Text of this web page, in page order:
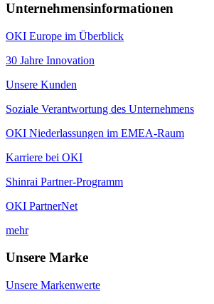
Unternehmensinformationen
OKI Europe im Überblick
30 Jahre Innovation
Unsere Kunden
Soziale Verantwortung des Unternehmens
OKI Niederlassungen im EMEA-Raum
Karriere bei OKI
Shinrai Partner-Programm
OKI PartnerNet
mehr
Unsere Marke
Unsere Markenwerte